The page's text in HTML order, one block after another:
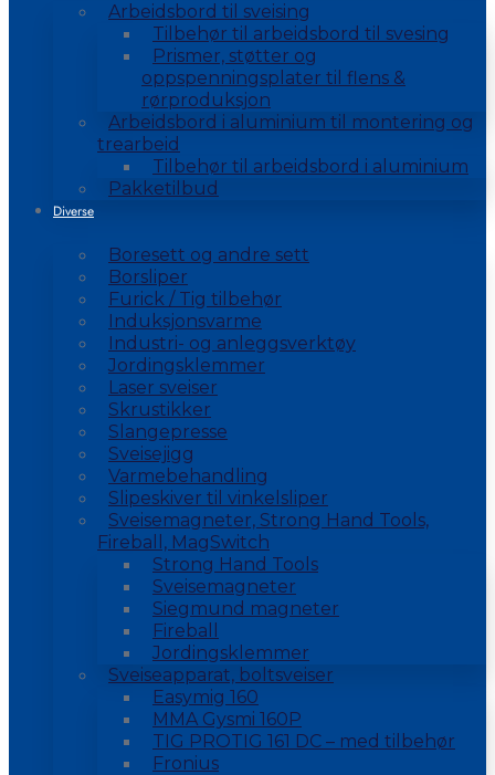
Arbeidsbord til sveising
Tilbehør til arbeidsbord til svesing
Prismer, støtter og
oppspenningsplater til flens &
rørproduksjon
Arbeidsbord i aluminium til montering og
trearbeid
Tilbehør til arbeidsbord i aluminium
Pakketilbud
Diverse
Boresett og andre sett
Borsliper
Furick / Tig tilbehør
Induksjonsvarme
Industri- og anleggsverktøy
Jordingsklemmer
Laser sveiser
Skrustikker
Slangepresse
Sveisejigg
Varmebehandling
Slipeskiver til vinkelsliper
Sveisemagneter, Strong Hand Tools,
Fireball, MagSwitch
Strong Hand Tools
Sveisemagneter
Siegmund magneter
Fireball
Jordingsklemmer
Sveiseapparat, boltsveiser
Easymig 160
MMA Gysmi 160P
TIG PROTIG 161 DC – med tilbehør
Fronius